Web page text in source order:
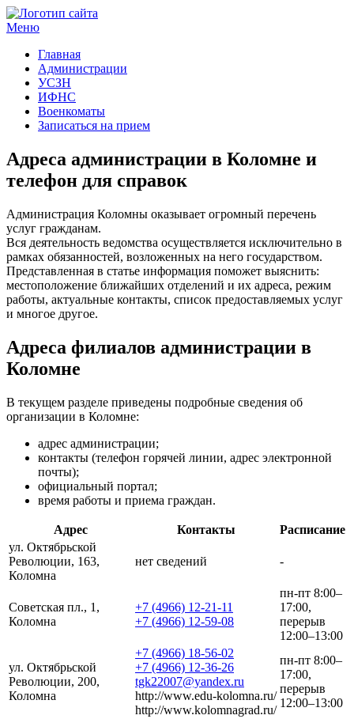
Меню
Главная
Администрации
УСЗН
ИФНС
Военкоматы
Записаться на прием
Адреса администрации в Коломне и
телефон для справок
Администрация Коломны оказывает огромный перечень
услуг гражданам.
Вся деятельность ведомства осуществляется исключительно в
рамках обязанностей, возложенных на него государством.
Представленная в статье информация поможет выяснить:
местоположение ближайших отделений и их адреса, режим
работы, актуальные контакты, список предоставляемых услуг
и многое другое.
Адреса филиалов администрации в
Коломне
В текущем разделе приведены подробные сведения об
организации в Коломне:
адрес администрации;
контакты (телефон горячей линии, адрес электронной
почты);
официальный портал;
время работы и приема граждан.
Адрес Контакты
Расписание
ул. Октябрьской
Революции, 163,
Коломна
нет сведений -
Советская пл., 1,
Коломна
+7 (4966) 12-21-11
+7 (4966) 12-59-08
пн-пт 8:00–
17:00,
перерыв
12:00–13:00
ул. Октябрьской
Революции, 200,
Коломна
+7 (4966) 18-56-02
+7 (4966) 12-36-26
tgk22007@yandex.ru
http://www.edu-kolomna.ru/
http://www.kolomnagrad.ru/
пн-пт 8:00–
17:00,
перерыв
12:00–13:00